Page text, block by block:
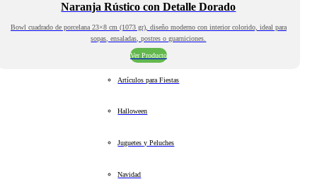
Naranja Rústico con Detalle Dorado
Bowl cuadrado de porcelana 23×8 cm (1073 gr), diseño moderno con interior colorido, ideal para
sopas, ensaladas, postres o guarniciones.
Ver Producto
Artículos para Fiestas
Halloween
Juguetes y Peluches
Navidad